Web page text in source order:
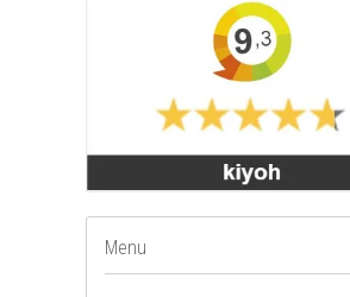
Menu